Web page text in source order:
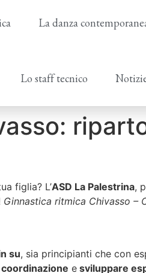
La danza
Lo staff tecnico
figlia? L’ASD La Palestrina,
Ginnastica ritmica Chivasso –
su, sia principianti che con
coordinazione e sviluppare